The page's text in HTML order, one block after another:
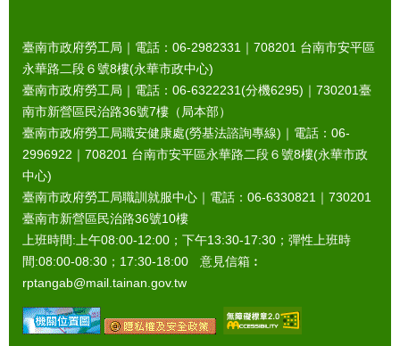
臺南市政府勞工局｜電話：06-2982331｜ 708201 台南市安平區
永華路二段６號8樓(永華市政中心)
臺南市政府勞工局｜電話：06-6322231(分機6295)｜ 730201臺
南市新營區民治路36號7樓（局本部）
臺南市政府勞工局職安健康處(勞基法諮詢專線)｜電話：06-
2996922｜ 708201 台南市安平區永華路二段６號8樓(永華市政
中心)
臺南市政府勞工局職訓就服中心｜電話：06-6330821｜ 730201
臺南市新營區民治路36號10樓
上班時間:上午08:00-12:00；下午13:30-17:30；彈性上班時
間:08:00-08:30；17:30-18:00 意見信箱︰
rptangab@mail.tainan.gov.tw